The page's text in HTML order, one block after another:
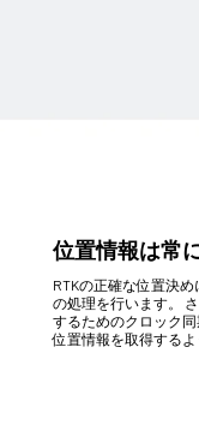
位置情報は常
RTKの正確な位置決
の処理を行います。
するためのクロック
位置情報を取得する